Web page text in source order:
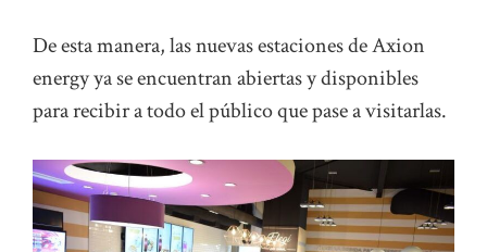
De esta manera, las nuevas estaciones de Axion
energy ya se encuentran abiertas y disponibles
para recibir a todo el público que pase a visitarlas.